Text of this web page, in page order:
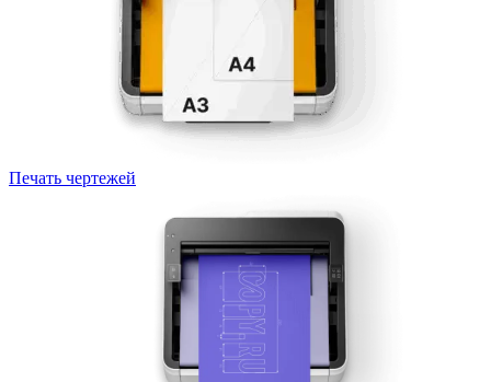
Печать чертежей